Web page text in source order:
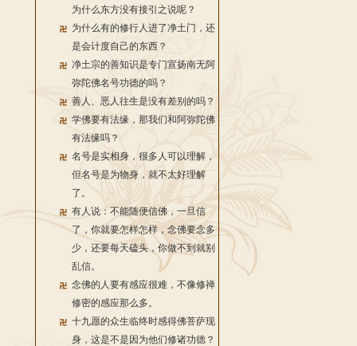
为什么东方没有接引之说呢？
为什么有的修行人进了净土门，还
是会计度自己的东西？
净土宗的善知识是专门宣扬南无阿
弥陀佛名号功德的吗？
善人、恶人往生是没有差别的吗？
学佛要有法缘，那我们和阿弥陀佛
有法缘吗？
名号是实相身，很多人可以理解，
但名号是为物身，就不太好理解
了。
有人说：不能随便信佛，一旦信
了，你就要怎样怎样，念佛要念多
少，还要每天磕头，你做不到就别
乱信。
念佛的人要有感应很难，不像修禅
修密的感应那么多。
十九愿的众生临终时感得佛菩萨现
身，这是不是因为他们修诸功德？